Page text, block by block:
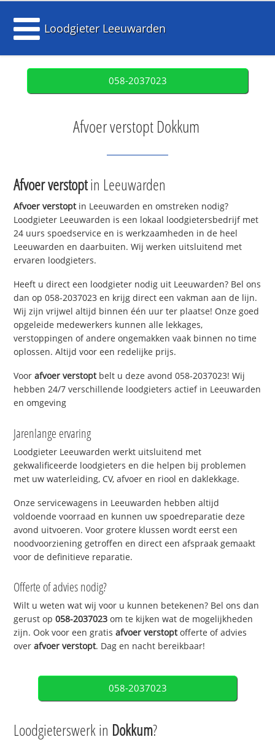
Loodgieter Leeuwarden
058-2037023
Afvoer verstopt Dokkum
Afvoer verstoptin Leeuwarden
Afvoer verstoptin Leeuwarden en omstreken nodig?
Loodgieter Leeuwarden is een lokaal loodgietersbedrijf met
24 uurs spoedservice en is werkzaamheden in de heel
Leeuwarden en daarbuiten. Wij werken uitsluitend met
ervaren loodgieters.
Heeft u direct een loodgieter nodig uit Leeuwarden? Bel ons
dan op 058-2037023 en krijg direct een vakman aan de lijn.
Wij zijn vrijwel altijd binnen één uur ter plaatse! Onze goed
opgeleide medewerkers kunnen alle lekkages,
verstoppingen of andere ongemakken vaak binnen no time
oplossen. Altijd voor een redelijke prijs.
Voorafvoer verstoptbelt u deze avond 058-2037023! Wij
hebben 24/7 verschillende loodgieters actief in Leeuwarden
en omgeving
Jarenlange ervaring
Loodgieter Leeuwarden werkt uitsluitend met
gekwalificeerde loodgieters en die helpen bij problemen
met uw waterleiding, CV, afvoer en riool en daklekkage.
Onze servicewagens in Leeuwarden hebben altijd
voldoende voorraad en kunnen uw spoedreparatie deze
avond uitvoeren. Voor grotere klussen wordt eerst een
noodvoorziening getroffen en direct een afspraak gemaakt
voor de definitieve reparatie.
Offerte of advies nodig?
Wilt u weten wat wij voor u kunnen betekenen? Bel ons dan
gerust op058-2037023 om te kijken wat de mogelijkheden
zijn. Ook voor een gratisafvoer verstoptofferte of advies
overafvoer verstopt. Dag en nacht bereikbaar!
058-2037023
Loodgieterswerk in Dokkum?